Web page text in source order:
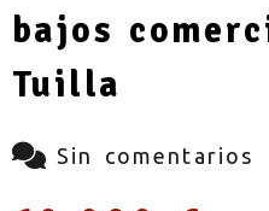
bajos
Tuilla
Sin comentarios